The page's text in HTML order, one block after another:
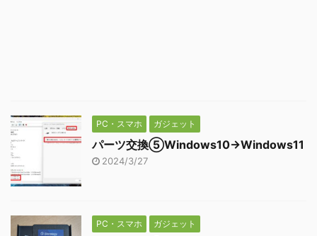
PC・スマホ ガジェット
パーツ交換⑤Windows10→Windows11
2024/3/27
PC・スマホ ガジェット